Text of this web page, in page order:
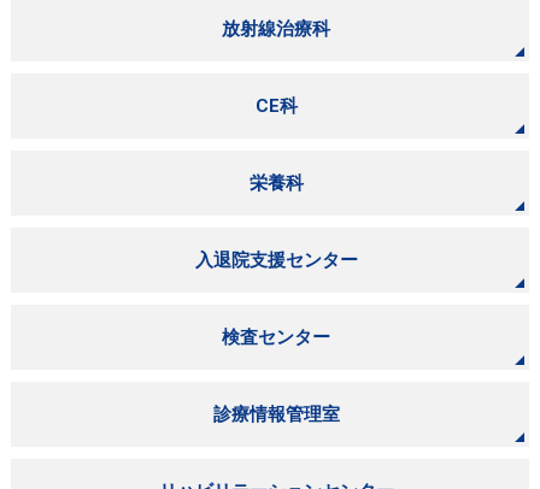
放射線治療科
CE科
栄養科
入退院支援センター
検査センター
診療情報管理室